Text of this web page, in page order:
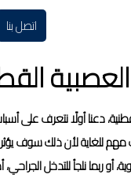
اتصل بنا
دعنا أولًا نتعرف على
للغاية لأن ذلك سوف
أو ربما نلجأ للتدخل